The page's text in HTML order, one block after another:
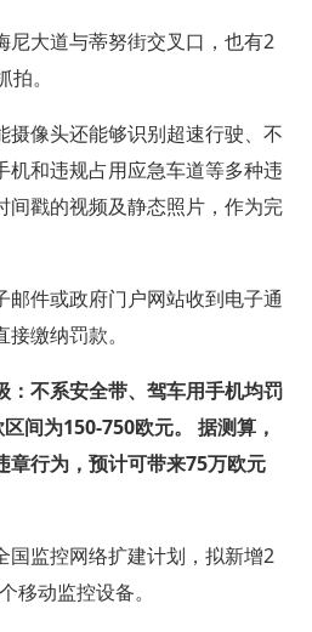
尼大道与蒂努街交叉口，也有2
。
摄像头还能够识别超速行驶、不
机和违规占用应急车道等多种违
间戳的视频及静态照片，作为完
邮件或政府门户网站收到电子通
缴纳罚款。
：不系安全带、驾车用手机均罚
间为150-750欧元。 据测算，
章行为，预计可带来75万欧元
国监控网络扩建计划，拟新增2
移动监控设备。